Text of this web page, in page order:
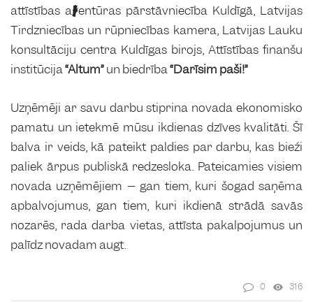
attīstības aģentūras pārstāvniecība Kuldīgā, Latvijas
Tirdzniecības un rūpniecības kamera, Latvijas Lauku
konsultāciju centra Kuldīgas birojs, Attīstības finanšu
institūcija“Altum”un biedrība“Darīsim paši!”
Uzņēmēji ar savu darbu stiprina novada ekonomisko
pamatu un ietekmē mūsu ikdienas dzīves kvalitāti. Šī
balva ir veids, kā pateikt paldies par darbu, kas bieži
paliek ārpus publiskā redzesloka. Pateicamies visiem
novada uzņēmējiem – gan tiem, kuri šogad saņēma
apbalvojumus, gan tiem, kuri ikdienā strādā savās
nozarēs, rada darba vietas, attīsta pakalpojumus un
palīdz novadam augt.
0 316